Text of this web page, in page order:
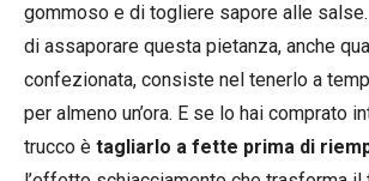
gommoso e di togliere sapore alle
di assaporare questa pietanza, anche
confezionata, consiste nel tenerlo a
per almeno un’ora. E se lo hai comprato
trucco è tagliarlo a fette prima di